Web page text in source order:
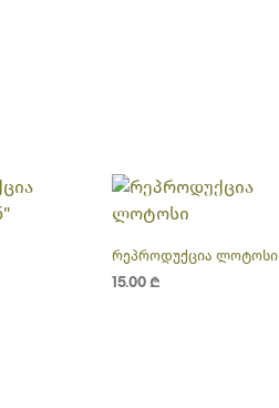
რეპროდუქცია ლოტოსი
15.00 ₾